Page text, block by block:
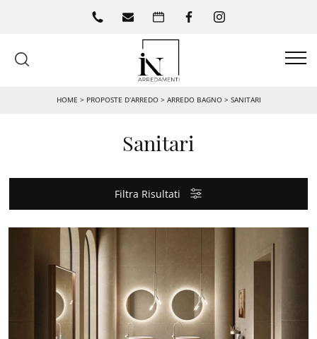
HOME > PROPOSTE D’ARREDO> ARREDO BAGNO> SANITARI
Sanitari
Filtra Risultati